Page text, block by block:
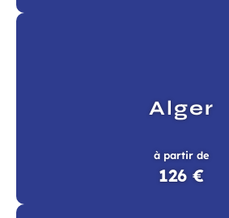
Alger
à partir de
126 €